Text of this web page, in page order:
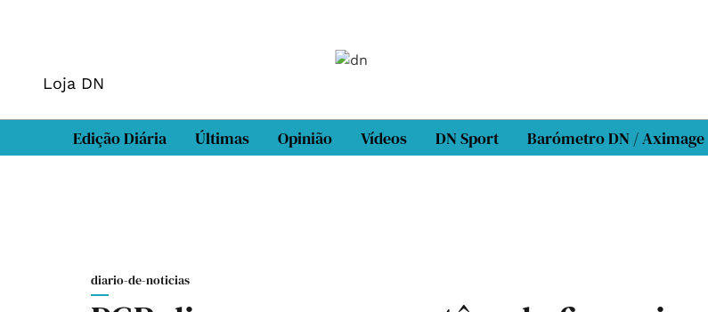
Loja DN
Edição Diária Últimas Opinião Vídeos DN Sport Barómetro DN / Aximage
diario-de-noticias